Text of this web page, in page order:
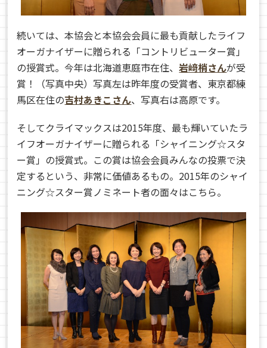
続いては、本協会と本協会会員に最も貢献したライフ
オーガナイザーに贈られる「コントリビューター賞」
の授賞式。今年は北海道恵庭市在住、岩﨑梢さんが受
賞！（写真中央）写真左は昨年度の受賞者、東京都練
馬区在住の吉村あきこさん、写真右は高原です。
そしてクライマックスは2015年度、最も輝いていたラ
イフオーガナイザーに贈られる「シャイニング☆スタ
ー賞」の授賞式。この賞は協会会員みんなの投票で決
定するという、非常に価値あるもの。2015年のシャイ
ニング☆スター賞ノミネート者の面々はこちら。